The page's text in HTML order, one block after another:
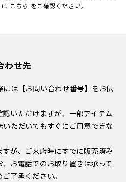
こちら をご確認ください。
わせ先
は【お問い合わせ番号】をお伝
いただけますが、一部アイテム
ただいてもすぐにご用意できな
が、ご来店時にすでに販売済み
お電話でのお取り置きは承って
了承ください。